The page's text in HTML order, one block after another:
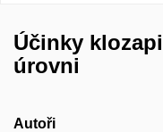
Účinky
úrovni
Autoři